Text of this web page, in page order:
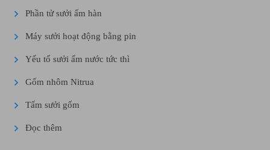
Phần tử sưởi ấm hàn
Máy sưởi hoạt động bằng pin
Yếu tố sưởi ấm nước tức thì
Gốm nhôm Nitrua
Tấm sưởi gốm
Đọc thêm